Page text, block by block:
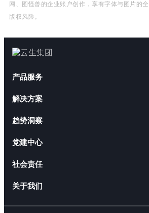
网、图怪兽的企业账户创作，享有字体与图片的
版权风险。
产品服务
AI+人事
AI+软件
云生AI数字员工和HR智能体
解决方案
云生AI解决方案
AI政策咨询解决方案
云生智慧服务解决方案
趋势洞察
云生动态
CEO访谈
云生活动
党建中心
社会责任
ESG报告
公益活动
关于我们
企业介绍